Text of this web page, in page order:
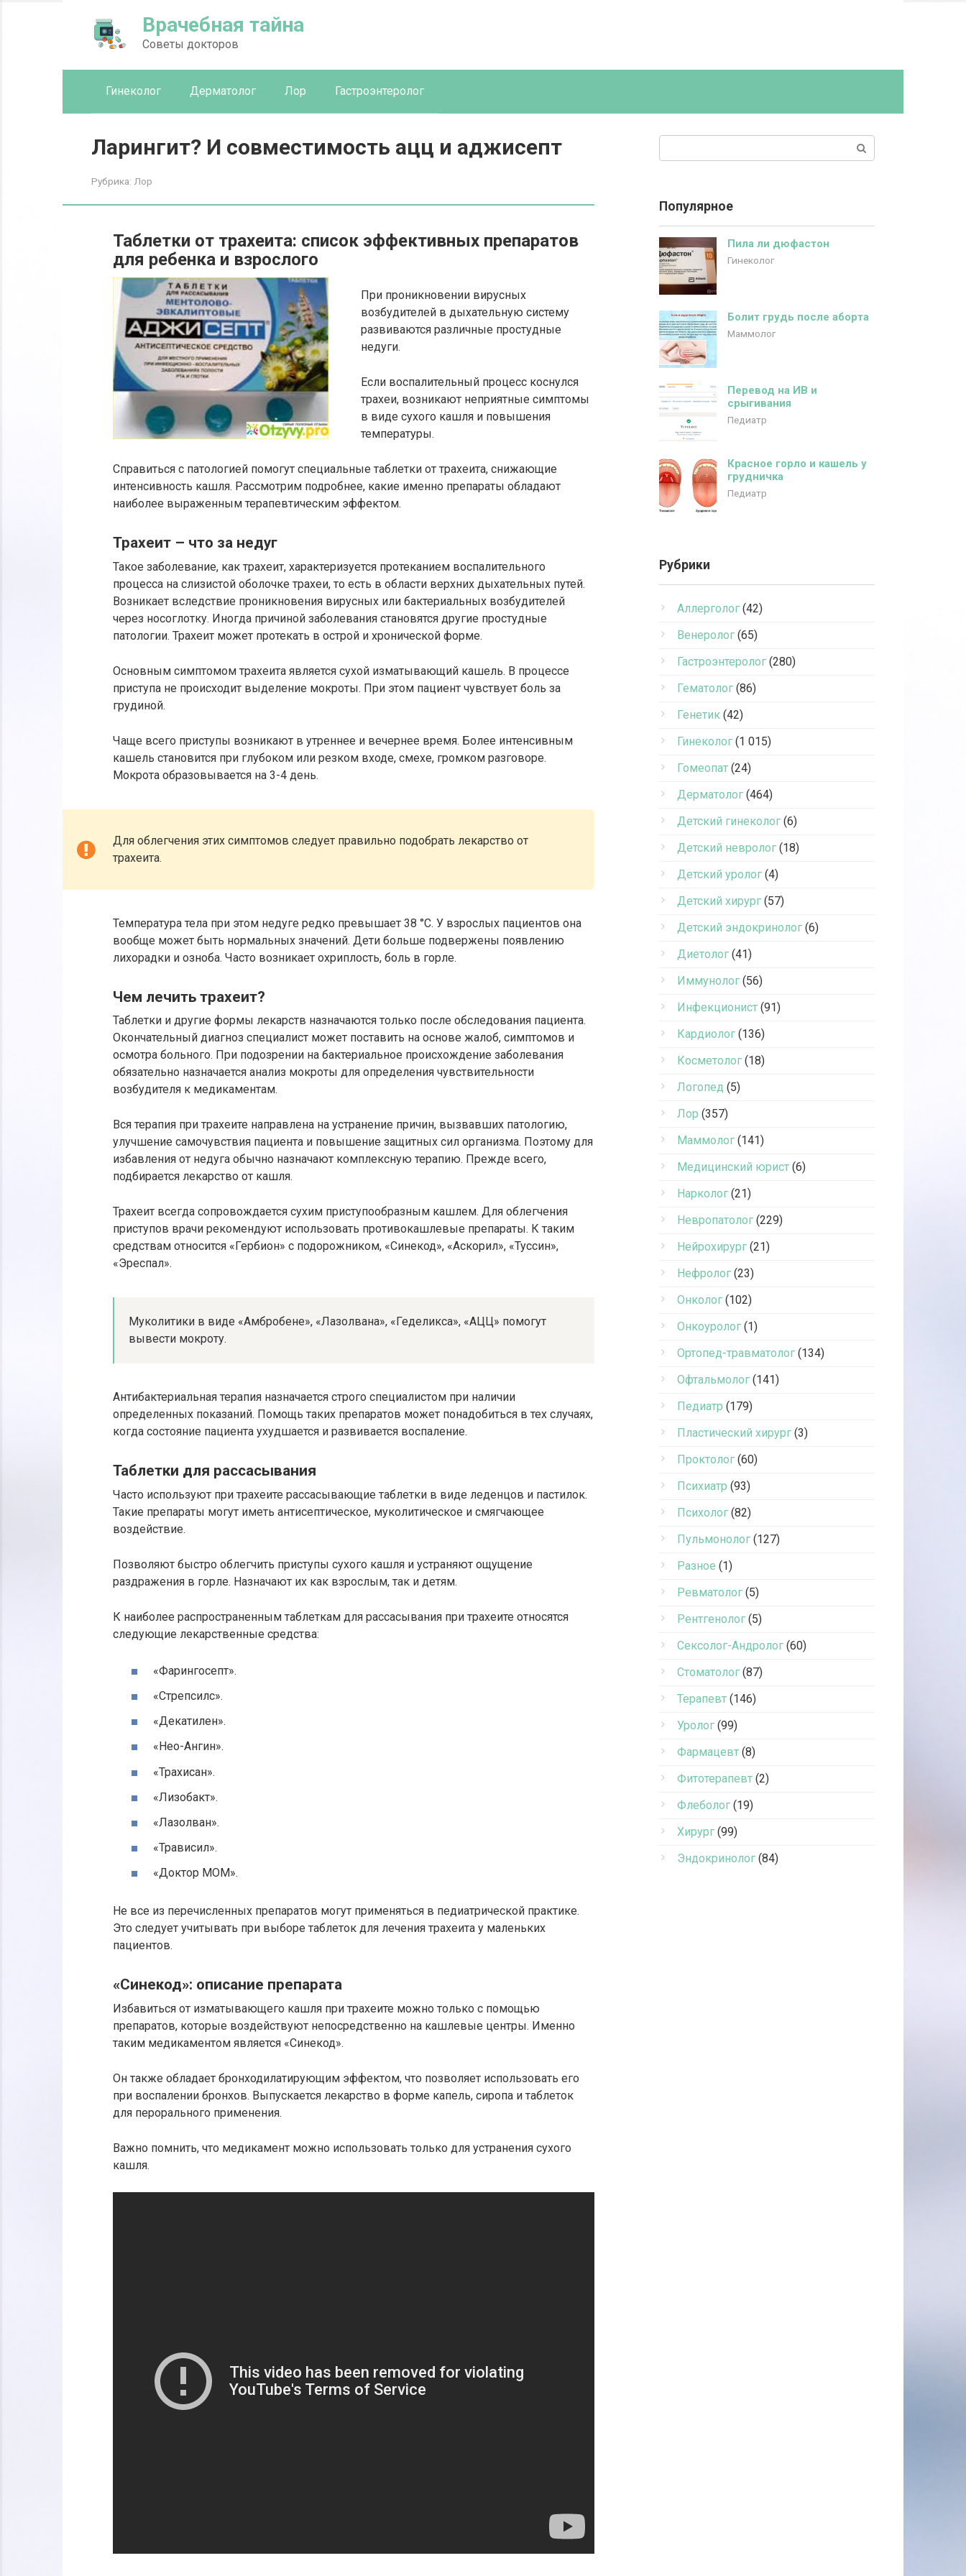
Врачебная тайна
Советы докторов
Гинеколог Дерматолог Лор Гастроэнтеролог
Ларингит? И совместимость ацц и аджисепт
Рубрика: Лор
Таблетки от трахеита: список эффективных препаратов
для ребенка и взрослого
При проникновении вирусных
возбудителей в дыхательную систему
развиваются различные простудные
недуги.
Если воспалительный процесс коснулся
трахеи, возникают неприятные симптомы
в виде сухого кашля и повышения
температуры.
Справиться с патологией помогут специальные таблетки от трахеита, снижающие
интенсивность кашля. Рассмотрим подробнее, какие именно препараты обладают
наиболее выраженным терапевтическим эффектом.
Трахеит – что за недуг
Такое заболевание, как трахеит, характеризуется протеканием воспалительного
процесса на слизистой оболочке трахеи, то есть в области верхних дыхательных путей.
Возникает вследствие проникновения вирусных или бактериальных возбудителей
через носоглотку. Иногда причиной заболевания становятся другие простудные
патологии. Трахеит может протекать в острой и хронической форме.
Основным симптомом трахеита является сухой изматывающий кашель. В процессе
приступа не происходит выделение мокроты. При этом пациент чувствует боль за
грудиной.
Чаще всего приступы возникают в утреннее и вечернее время. Более интенсивным
кашель становится при глубоком или резком входе, смехе, громком разговоре.
Мокрота образовывается на 3-4 день.
Для облегчения этих симптомов следует правильно подобрать лекарство от
трахеита.
Температура тела при этом недуге редко превышает 38 °C. У взрослых пациентов она
вообще может быть нормальных значений. Дети больше подвержены появлению
лихорадки и озноба. Часто возникает охриплость, боль в горле.
Чем лечить трахеит?
Таблетки и другие формы лекарств назначаются только после обследования пациента.
Окончательный диагноз специалист может поставить на основе жалоб, симптомов и
осмотра больного. При подозрении на бактериальное происхождение заболевания
обязательно назначается анализ мокроты для определения чувствительности
возбудителя к медикаментам.
Вся терапия при трахеите направлена на устранение причин, вызвавших патологию,
улучшение самочувствия пациента и повышение защитных сил организма. Поэтому для
избавления от недуга обычно назначают комплексную терапию. Прежде всего,
подбирается лекарство от кашля.
Трахеит всегда сопровождается сухим приступообразным кашлем. Для облегчения
приступов врачи рекомендуют использовать противокашлевые препараты. К таким
средствам относится «Гербион» с подорожником, «Синекод», «Аскорил», «Туссин»,
«Эреспал».
Муколитики в виде «Амбробене», «Лазолвана», «Геделикса», «АЦЦ» помогут
вывести мокроту.
Антибактериальная терапия назначается строго специалистом при наличии
определенных показаний. Помощь таких препаратов может понадобиться в тех случаях,
когда состояние пациента ухудшается и развивается воспаление.
Таблетки для рассасывания
Часто используют при трахеите рассасывающие таблетки в виде леденцов и пастилок.
Такие препараты могут иметь антисептическое, муколитическое и смягчающее
воздействие.
Позволяют быстро облегчить приступы сухого кашля и устраняют ощущение
раздражения в горле. Назначают их как взрослым, так и детям.
К наиболее распространенным таблеткам для рассасывания при трахеите относятся
следующие лекарственные средства:
«Фарингосепт».
«Стрепсилс».
«Декатилен».
«Нео-Ангин».
«Трахисан».
«Лизобакт».
«Лазолван».
«Трависил».
«Доктор МОМ».
Не все из перечисленных препаратов могут применяться в педиатрической практике.
Это следует учитывать при выборе таблеток для лечения трахеита у маленьких
пациентов.
«Синекод»: описание препарата
Избавиться от изматывающего кашля при трахеите можно только с помощью
препаратов, которые воздействуют непосредственно на кашлевые центры. Именно
таким медикаментом является «Синекод».
Он также обладает бронходилатирующим эффектом, что позволяет использовать его
при воспалении бронхов. Выпускается лекарство в форме капель, сиропа и таблеток
для перорального применения.
Важно помнить, что медикамент можно использовать только для устранения сухого
кашля.
Популярное
Пила ли дюфастон
Гинеколог
Болит грудь после аборта
Маммолог
Перевод на ИВ и
срыгивания
Педиатр
Красное горло и кашель у
грудничка
Педиатр
Рубрики
Аллерголог (42)
Венеролог (65)
Гастроэнтеролог (280)
Гематолог (86)
Генетик (42)
Гинеколог (1 015)
Гомеопат (24)
Дерматолог (464)
Детский гинеколог (6)
Детский невролог (18)
Детский уролог (4)
Детский хирург (57)
Детский эндокринолог (6)
Диетолог (41)
Иммунолог (56)
Инфекционист (91)
Кардиолог (136)
Косметолог (18)
Логопед (5)
Лор (357)
Маммолог (141)
Медицинский юрист (6)
Нарколог (21)
Невропатолог (229)
Нейрохирург (21)
Нефролог (23)
Онколог (102)
Онкоуролог (1)
Ортопед-травматолог (134)
Офтальмолог (141)
Педиатр (179)
Пластический хирург (3)
Проктолог (60)
Психиатр (93)
Психолог (82)
Пульмонолог (127)
Разное (1)
Ревматолог (5)
Рентгенолог (5)
Сексолог-Андролог (60)
Стоматолог (87)
Терапевт (146)
Уролог (99)
Фармацевт (8)
Фитотерапевт (2)
Флеболог (19)
Хирург (99)
Эндокринолог (84)